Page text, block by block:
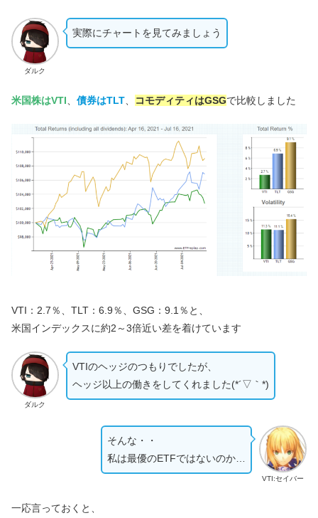
ダルク
実際にチャートを見てみましょう
米国株はVTI 債券はTLT コモディティはGSGで比較しました
VTI：2.7％、TLT：6.9％、GSG：9.1％と、
米国インデックスに約2～3倍近い差を着けています
ダルク
VTIのヘッジのつもりでしたが、
ヘッジ以上の働きをしてくれました(*´▽｀*)
VTI:セイバー
そんな・・
私は最優のETFではないのか…
一応言っておくと、